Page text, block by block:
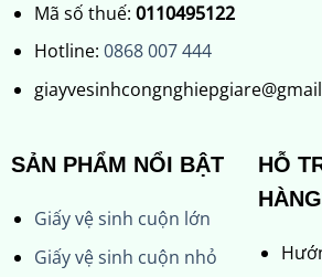
Mã số thuế: 0110495122
Hotline: 0868 007 444
SẢN PHẨM NỔI BẬT
Giấy vệ sinh cuộn lớn
Giấy vệ sinh cuộn nhỏ
HỖ
HÀNG